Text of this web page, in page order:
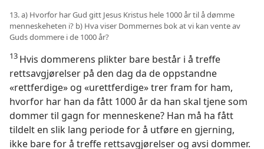
13. a) Hvorfor har Gud gitt Jesus Kristus hele 1000 år til å dømme
menneskeheten i? b) Hva viser Dommernes bok at vi kan vente av
Guds dommere i de 1000 år?
13 Hvis dommerens plikter bare består i å treffe
rettsavgjørelser på den dag da de oppstandne
«rettferdige» og «urettferdige» trer fram for ham,
hvorfor har han da fått 1000 år da han skal tjene som
dommer til gagn for menneskene? Han må ha fått
tildelt en slik lang periode for å utføre en gjerning,
ikke bare for å treffe rettsavgjørelser og avsi dommer.